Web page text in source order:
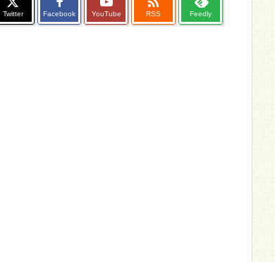
Twitter Facebook YouTube RSS Feedly